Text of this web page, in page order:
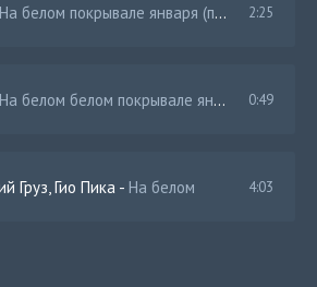
На белом покрывале января (полная версия) 2:25
На белом белом покрывале января 0:49
Груз, Гио Пика - На белом 4:03